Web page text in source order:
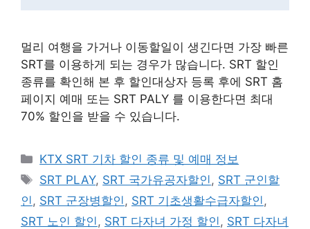
멀리 여행을 가거나 이동할일이 생긴다면 가장 빠른
SRT를 이용하게 되는 경우가 많습니다. SRT 할인
종류를 확인해 본 후 할인대상자 등록 후에 SRT 홈
페이지 예매 또는 SRT PALY 를 이용한다면 최대
70% 할인을 받을 수 있습니다.
카
테
리
KTX SRT 기차 할인 종류 및 예매 정보
태
그
SRT PLAY, SRT 국가유공자할인, SRT 군인할
인, SRT 군장병할인, SRT 기초생활수급자할인,
SRT 노인 할인, SRT 다자녀 가정 할인, SRT 다자녀